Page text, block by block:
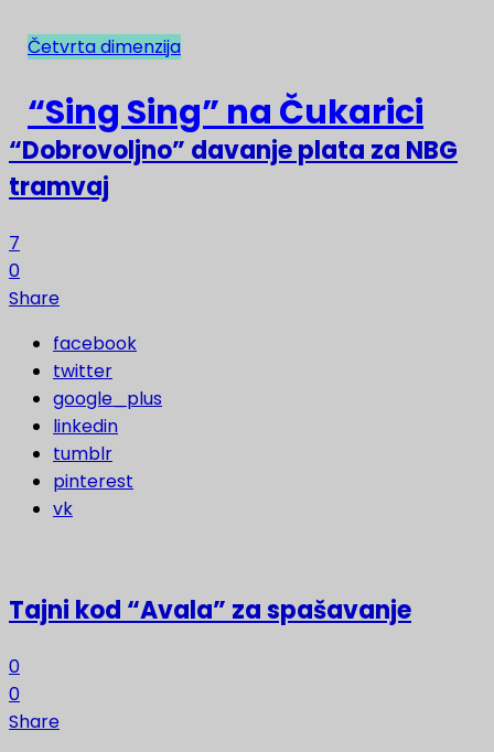
NAJNOVIJE
“Dobrovoljno” davanje plata za NBG
tramvaj
7
0
Share
facebook
twitter
google_plus
linkedin
tumblr
pinterest
vk
Tajni kod “Avala” za spašavanje
0
0
Share
Četvrta dimenzija
“Sing Sing” na Čukarici